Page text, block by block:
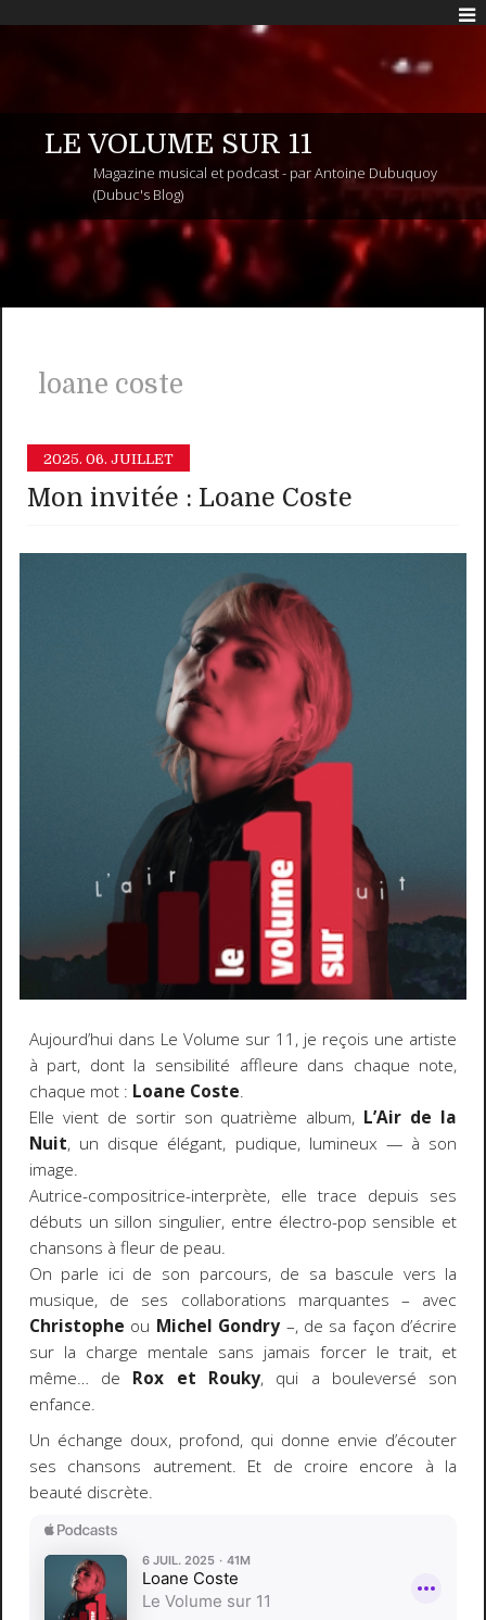
LE VOLUME SUR 11
Magazine musical et podcast - par Antoine Dubuquoy
(Dubuc's Blog)
loane coste
2025. 06. JUILLET
Mon invitée : Loane Coste
Aujourd’hui dans Le Volume sur 11, je reçois une artiste
à part, dont la sensibilité affleure dans chaque note,
chaque mot : Loane Coste.
Elle vient de sortir son quatrième album, L’Air de la
Nuit, un disque élégant, pudique, lumineux — à son
image.
Autrice-compositrice-interprète, elle trace depuis ses
débuts un sillon singulier, entre électro-pop sensible et
chansons à fleur de peau.
On parle ici de son parcours, de sa bascule vers la
musique, de ses collaborations marquantes – avec
Christophe ou Michel Gondry –, de sa façon d’écrire
sur la charge mentale sans jamais forcer le trait, et
même… de Rox et Rouky, qui a bouleversé son
enfance.
Un échange doux, profond, qui donne envie d’écouter
ses chansons autrement. Et de croire encore à la
beauté discrète.